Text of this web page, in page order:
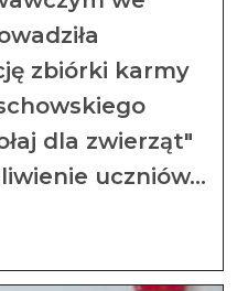
zbiórki karmy
dla zwierząt"
uczniów…